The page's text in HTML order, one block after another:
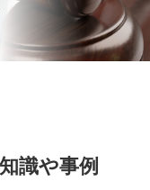
識や事例